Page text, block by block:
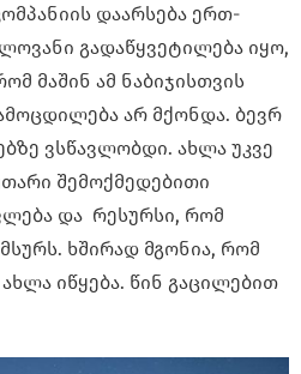
დაარსება ერთ-
გადაწყვეტილება იყო,
მაშინ ამ ნაბიჯისთვის
არ მქონდა. ბევრ
ვსწავლობდი. ახლა უკვე
შემოქმედებითი
და რესურსი, რომ
ხშირად მგონია, რომ
იწყება. წინ გაცილებით